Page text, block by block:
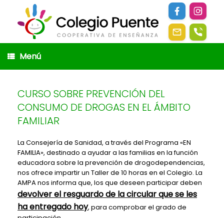
contenido
Menú
CURSO SOBRE PREVENCIÓN DEL
CONSUMO DE DROGAS EN EL ÁMBITO
FAMILIAR
La Consejería de Sanidad, a través del Programa «EN
FAMILIA», destinado a ayudar a las familias en la función
educadora sobre la prevención de drogodependencias,
nos ofrece impartir un Taller de 10 horas en el Colegio. La
AMPA nos informa que, los que deseen participar deben
devolver el resguardo de la circular que se les
ha entregado hoy, para comprobar el grado de